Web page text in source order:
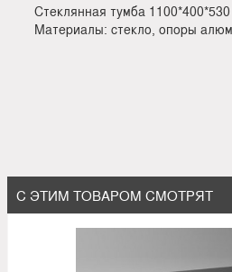
Стеклянная тумба
Материалы: стекло, опоры
С ЭТИМ ТОВАРОМ СМОТРЯТ